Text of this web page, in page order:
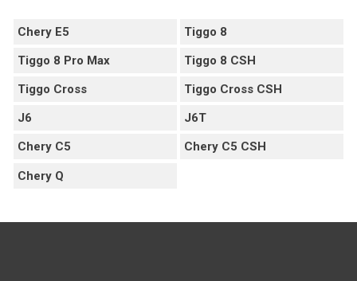
Chery E5 Tiggo 8
Tiggo 8 Pro Max Tiggo 8 CSH
Tiggo Cross Tiggo Cross CSH
J6 J6T
Chery C5 Chery C5 CSH
Chery Q